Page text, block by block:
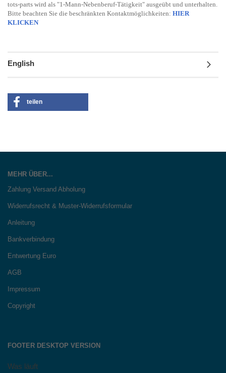
tots-parts wird als "1-Mann-Nebenberuf-Tätigkeit" ausgeübt und unterhalten.
Bitte beachten Sie die beschränkten Kontaktmöglichkeiten: HIER
KLICKEN
English
teilen
MEHR ÜBER...
Zahlung Versand Abholung
Widerrufsrecht & Muster-Widerrufsformular
Anleitung
Bankverbindung
Entwertung Euro
AGB
Impressum
Copyright
FOOTER DESKTOP VERSION
Was läuft